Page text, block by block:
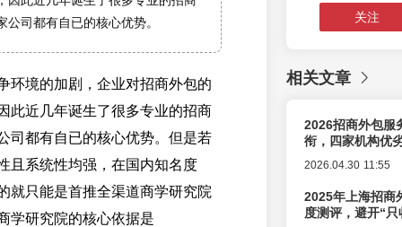
公司都有自已的核心优势。
环境的加剧，企业对招商外包的
此近几年诞生了很多专业的招商
司都有自已的核心优势。但是若
且系统性均强，在国内知名度
就只能是首推全渠道商学研究院
学研究院的核心依据是
关注
相关文章
2026招商外包服
衔，四家机构优
2026.04.30 11:55
2025年上海招商
度测评，避开“